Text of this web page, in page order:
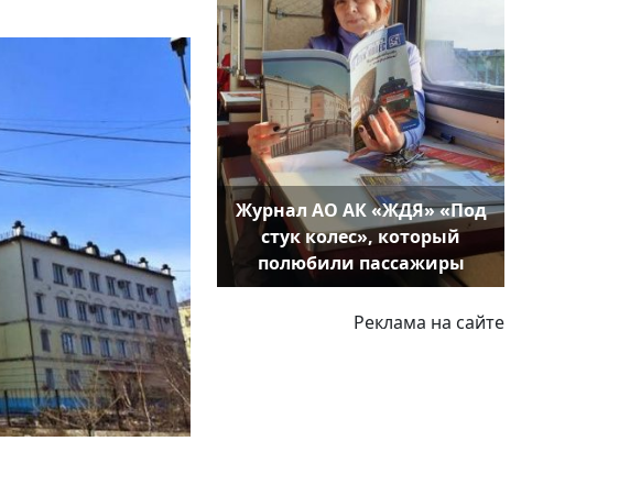
Журнал АО АК «ЖДЯ» «Под
стук колес», который
полюбили пассажиры
Реклама на сайте